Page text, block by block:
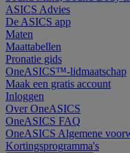
ASICS Advies
De ASICS app
Maten
Maattabellen
Pronatie gids
OneASICS™-lidmaatschap
Maak een gratis account
Inloggen
Over OneASICS
OneASICS FAQ
OneASICS Algemene
Kortingsprogramma's